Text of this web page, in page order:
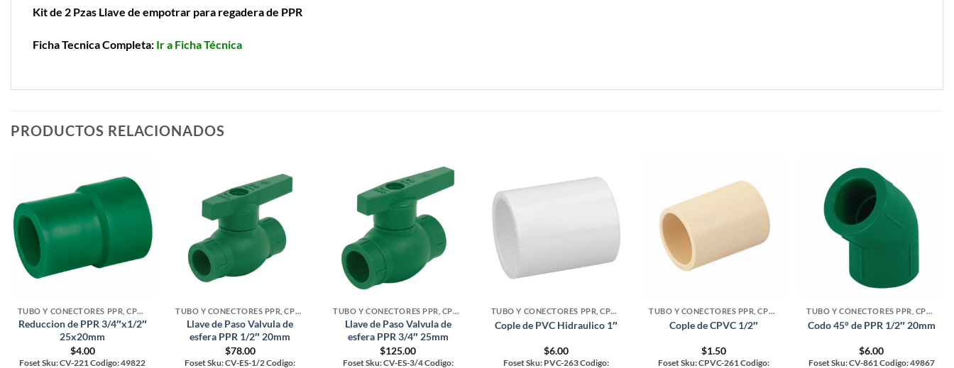
Kit de 2 Pzas Llave de empotrar para regadera de PPR
Ficha Tecnica Completa: Ir a Ficha Técnica
PRODUCTOS RELACIONADOS
TUBO Y CONECTORES PPR, CPVC, PVC Y COBRE
Reduccion de PPR 3/4″x1/2″
25x20mm
$4.00
Foset Sku: CV-221 Codigo: 49822
TUBO Y CONECTORES PPR, CPVC, PVC Y COBRE
Llave de Paso Valvula de
esfera PPR 1/2″ 20mm
$78.00
Foset Sku: CV-ES-1/2 Codigo:
TUBO Y CONECTORES PPR, CPVC, PVC Y COBRE
Llave de Paso Valvula de
esfera PPR 3/4″ 25mm
$125.00
Foset Sku: CV-ES-3/4 Codigo:
TUBO Y CONECTORES PPR, CPVC, PVC Y COBRE
Cople de PVC Hidraulico 1″
$6.00
Foset Sku: PVC-263 Codigo:
TUBO Y CONECTORES PPR, CPVC, PVC Y COBRE
Cople de CPVC 1/2″
$1.50
Foset Sku: CPVC-261 Codigo:
TUBO Y CONECTORES PPR, CPVC, PVC Y COBRE
Codo 45° de PPR 1/2″ 20mm
$6.00
Foset Sku: CV-861 Codigo: 49867